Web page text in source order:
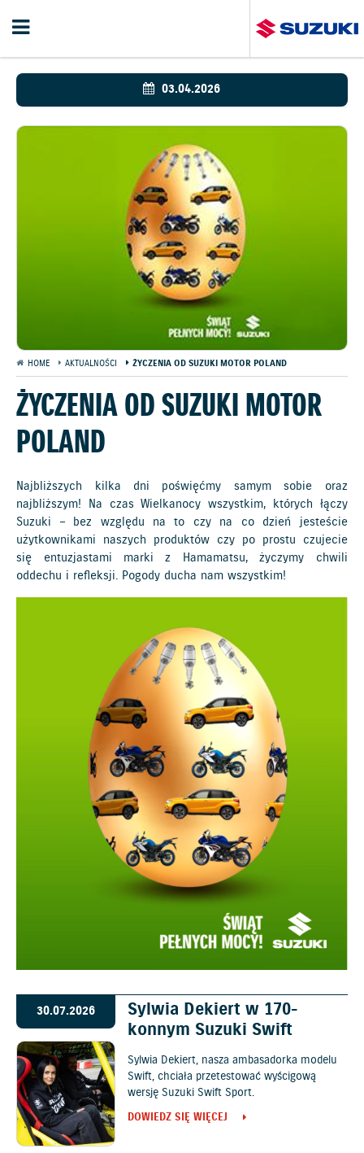
03.04.2026
HOME AKTUALNOŚCI ŻYCZENIA OD SUZUKI MOTOR POLAND
ŻYCZENIA OD SUZUKI MOTOR
POLAND
Najbliższych kilka dni poświęćmy samym sobie oraz
najbliższym! Na czas Wielkanocy wszystkim, których łączy
Suzuki – bez względu na to czy na co dzień jesteście
użytkownikami naszych produktów czy po prostu czujecie
się entuzjastami marki z Hamamatsu, życzymy chwili
oddechu i refleksji. Pogody ducha nam wszystkim!
30.07.2026
Sylwia Dekiert w 170-
konnym Suzuki Swift
Sylwia Dekiert, nasza ambasadorka modelu
Swift, chciała przetestować wyścigową
wersję Suzuki Swift Sport.
DOWIEDZ SIĘ WIĘCEJ